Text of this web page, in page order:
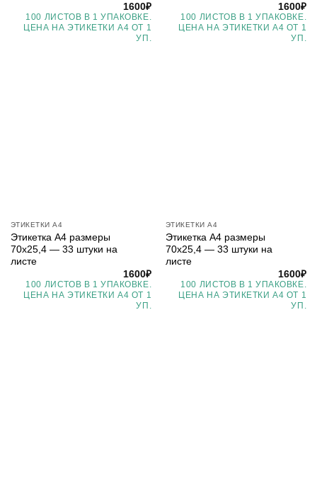
1600₽
100 ЛИСТОВ В 1 УПАКОВКЕ.
ЦЕНА НА ЭТИКЕТКИ А4 ОТ 1
УП.
1600₽
100 ЛИСТОВ В 1 УПАКОВКЕ.
ЦЕНА НА ЭТИКЕТКИ А4 ОТ 1
УП.
ЭТИКЕТКИ А4
Этикетка А4 размеры
70х25,4 — 33 штуки на
листе
1600₽
100 ЛИСТОВ В 1 УПАКОВКЕ.
ЦЕНА НА ЭТИКЕТКИ А4 ОТ 1
УП.
ЭТИКЕТКИ А4
Этикетка А4 размеры
70х25,4 — 33 штуки на
листе
1600₽
100 ЛИСТОВ В 1 УПАКОВКЕ.
ЦЕНА НА ЭТИКЕТКИ А4 ОТ 1
УП.